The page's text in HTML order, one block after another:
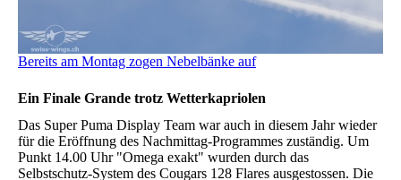
Bereits am Montag zogen Nebelbänke auf
Ein Finale Grande trotz Wetterkapriolen
Das Super Puma Display Team war auch in diesem Jahr wieder
für die Eröffnung des Nachmittag-Programmes zuständig. Um
Punkt 14.00 Uhr "Omega exakt" wurden durch das
Selbstschutz-System des Cougars 128 Flares ausgestossen. Die